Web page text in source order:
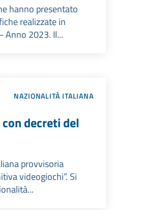
hanno presentato
realizzate in
Anno 2023. Il...
NAZIONALITÀ ITALIANA
decreti del
provvisoria
videogiochi”. Si